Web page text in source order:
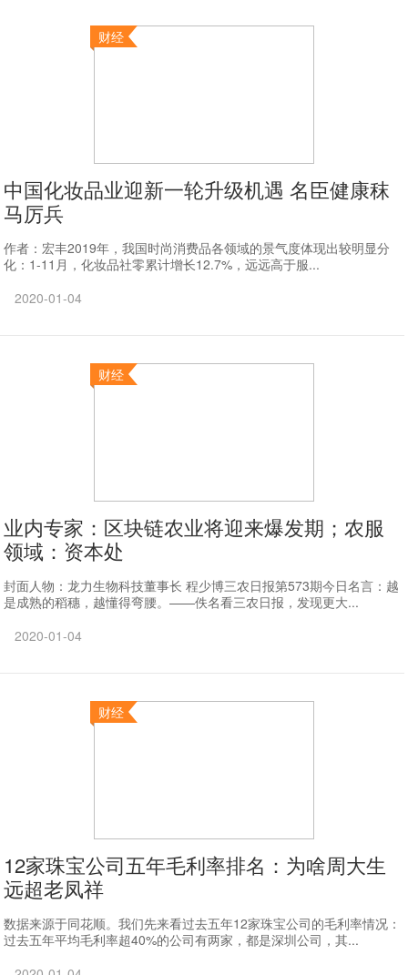
财经
中国化妆品业迎新一轮升级机遇 名臣健康秣
马厉兵
作者：宏丰2019年，我国时尚消费品各领域的景气度体现出较明显分
化：1-11月，化妆品社零累计增长12.7%，远远高于服...
2020-01-04
财经
业内专家：区块链农业将迎来爆发期；农服
领域：资本处
封面人物：龙力生物科技董事长 程少博三农日报第573期今日名言：越
是成熟的稻穗，越懂得弯腰。——佚名看三农日报，发现更大...
2020-01-04
财经
12家珠宝公司五年毛利率排名：为啥周大生
远超老凤祥
数据来源于同花顺。我们先来看过去五年12家珠宝公司的毛利率情况：
过去五年平均毛利率超40%的公司有两家，都是深圳公司，其...